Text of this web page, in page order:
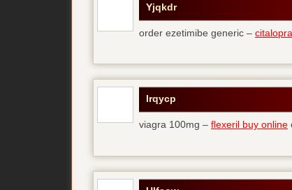
Yjqkdr
order ezetimibe generic –
Irqycp
viagra 100mg – flexeril buy online